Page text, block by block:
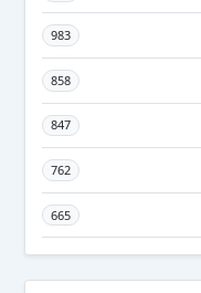
983
858
847
762
665